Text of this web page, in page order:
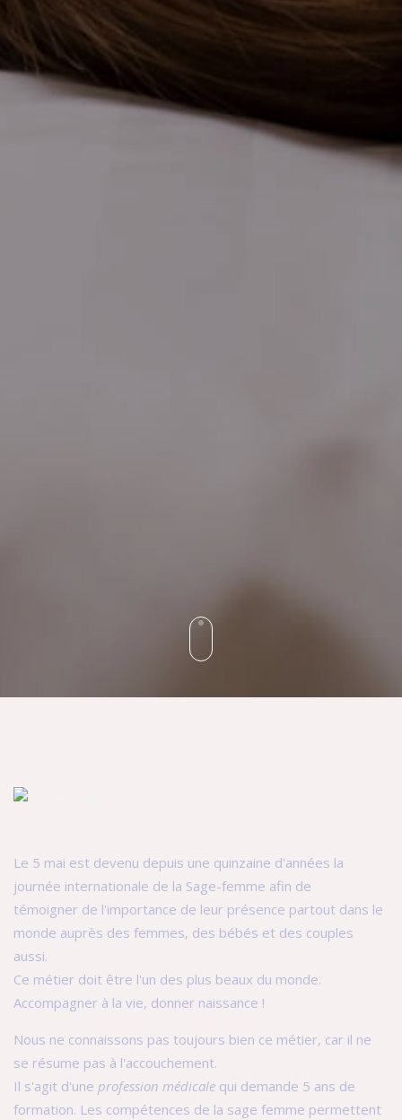
Le 5 mai est devenu depuis une quinzaine d'années la
journée internationale de la Sage-femme afin de
témoigner de l'importance de leur présence partout dans le
monde auprès des femmes, des bébés et des couples
aussi.
Ce métier doit être l'un des plus beaux du monde.
Accompagner à la vie, donner naissance !
Nous ne connaissons pas toujours bien ce métier, car il ne
se résume pas à l'accouchement.
Il s'agit d'une profession médicale qui demande 5 ans de
formation. Les compétences de la sage femme permettent